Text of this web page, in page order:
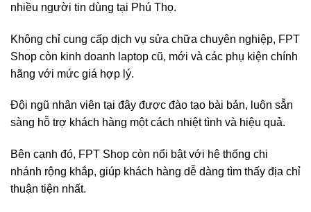
nhiều người tin dùng tại Phú Thọ.
Không chỉ cung cấp dịch vụ sửa chữa chuyên nghiệp, FPT
Shop còn kinh doanh laptop cũ, mới và các phụ kiện chính
hãng với mức giá hợp lý.
Đội ngũ nhân viên tại đây được đào tạo bài bản, luôn sẵn
sàng hỗ trợ khách hàng một cách nhiệt tình và hiệu quả.
Bên cạnh đó, FPT Shop còn nổi bật với hệ thống chi
nhánh rộng khắp, giúp khách hàng dễ dàng tìm thấy địa chỉ
thuận tiện nhất.